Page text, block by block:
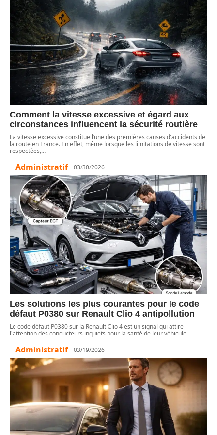
Comment la vitesse excessive et égard aux
circonstances influencent la sécurité routière
La vitesse excessive constitue l’une des premières causes d'accidents de
la route en France. En effet, même lorsque les limitations de vitesse sont
respectées,…
Administratif 03/30/2026
Les solutions les plus courantes pour le code
défaut P0380 sur Renault Clio 4 antipollution
Le code défaut P0380 sur la Renault Clio 4 est un signal qui attire
l'attention des conducteurs inquiets pour la santé de leur véhicule.…
Administratif 03/19/2026